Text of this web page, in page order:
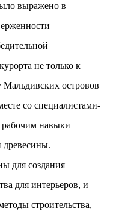
выражено в
не только к
островов
со специалистами-
рабочим навыки
древесины.
для создания
для интерьеров, и
строительства,